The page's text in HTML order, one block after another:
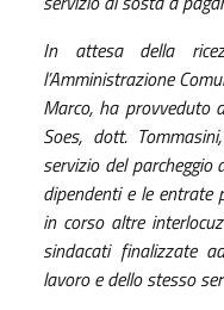
In attesa della
l’Amministrazione
Marco, ha provveduto
Soes, dott.
servizio del
dipendenti e le entrate
in corso altre
sindacati finalizzate
lavoro e dello stesso